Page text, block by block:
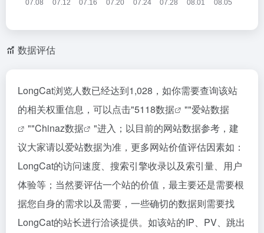
数据评估
LongCat浏览人数已经达到1,028，如你需要查询该站
的相关权重信息，可以点击"5118数据 ""爱站数据
""Chinaz数据
"进入；以目前的网站数据参考，建
议大家请以爱站数据为准，更多网站价值评估因素如：
LongCat的访问速度、搜索引擎收录以及索引量、用户
体验等；当然要评估一个站的价值，最主要还是需要根
据您自身的需求以及需要，一些确切的数据则需要找
LongCat的站长进行洽谈提供。如该站的IP、PV、跳出